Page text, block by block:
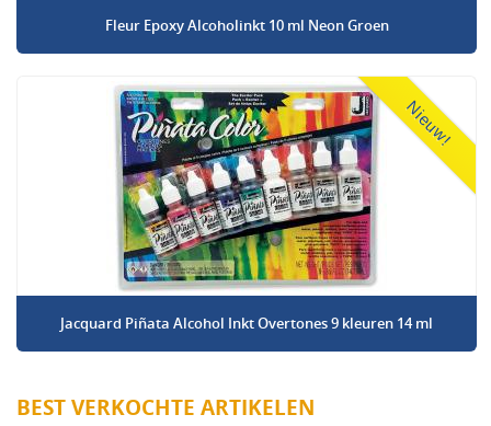
Fleur Epoxy Alcoholinkt 10 ml Neon Groen
Nieuw!
Jacquard Piñata Alcohol Inkt Overtones 9 kleuren 14 ml
BEST VERKOCHTE ARTIKELEN